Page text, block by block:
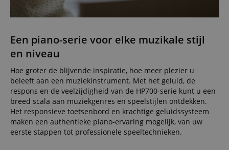
Een piano-serie voor elke muzikale stijl
en niveau
Hoe groter de blijvende inspiratie, hoe meer plezier u
beleeft aan een muziekinstrument. Met het geluid, de
respons en de veelzijdigheid van de HP700-serie kunt u een
breed scala aan muziekgenres en speelstijlen ontdekken.
Het responsieve toetsenbord en krachtige geluidssysteem
maken een authentieke piano-ervaring mogelijk, van uw
eerste stappen tot professionele speeltechnieken.